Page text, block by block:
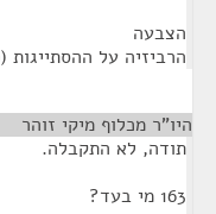
הצבעה
הרביזיה על ההסתייגות (129) לא התקבלה.
היו"ר מכלוף מיקי זוהר
תודה, לא התקבלה.
163 מי בעד?